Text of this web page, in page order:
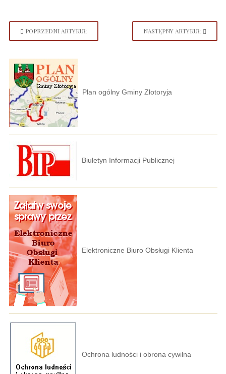
POPRZEDNI ARTYKUŁ NASTĘPNY ARTYKUŁ
Plan ogólny Gminy Złotoryja
Biuletyn Informacji Publicznej
Elektroniczne Biuro Obsługi Klienta
Ochrona ludności i obrona cywilna